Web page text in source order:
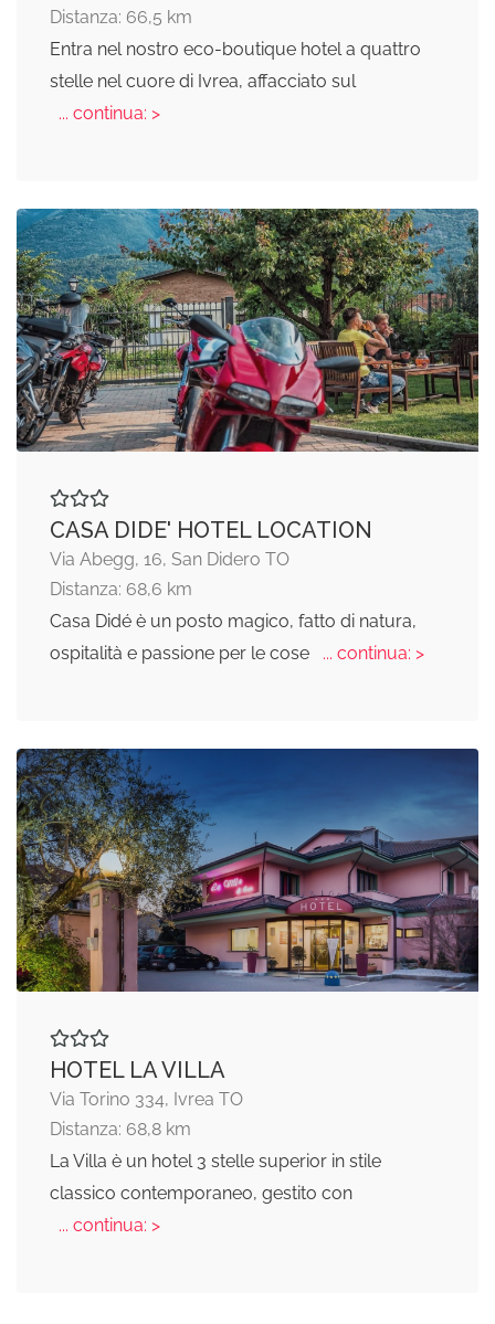
Distanza: 66,5 km
Entra nel nostro eco-boutique hotel a quattro
stelle nel cuore di Ivrea, affacciato sul
... continua: >
CASA DIDE' HOTEL LOCATION
Via Abegg, 16, San Didero TO
Distanza: 68,6 km
Casa Didé è un posto magico, fatto di natura,
ospitalità e passione per le cose
... continua: >
HOTEL LA VILLA
Via Torino 334, Ivrea TO
Distanza: 68,8 km
La Villa è un hotel 3 stelle superior in stile
classico contemporaneo, gestito con
... continua: >